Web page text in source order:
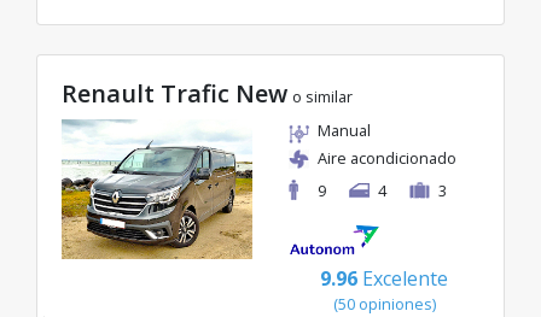
Renault Trafic New o similar
Manual
Aire acondicionado
9
4 3
9.96 Excelente
(50 opiniones)